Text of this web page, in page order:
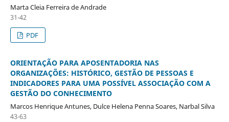
Marta Cleia Ferreira de Andrade
31-42
PDF
ORIENTAÇÃO PARA APOSENTADORIA NAS
ORGANIZAÇÕES: HISTÓRICO, GESTÃO DE PESSOAS E
INDICADORES PARA UMA POSSÍVEL ASSOCIAÇÃO COM A
GESTÃO DO CONHECIMENTO
Marcos Henrique Antunes, Dulce Helena Penna Soares, Narbal Silva
43-63